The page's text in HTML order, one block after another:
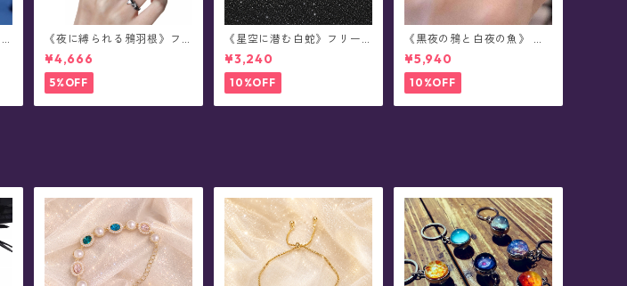
《夜に縛られる鴉羽根》フ
リーサイズ・リング
¥4,666
5%OFF
《星空に潜む白蛇》フリー
サイズ・リング
¥3,240
10%OFF
《黒夜の鴉と白夜の魚》 ペ
アデザイン・リング
¥5,940
10%OFF